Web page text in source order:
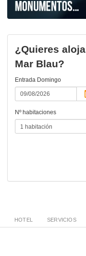
¿Quieres
Mar Blau?
Entrada Domingo
Nº habitaciones
HOTEL SERVICIOS